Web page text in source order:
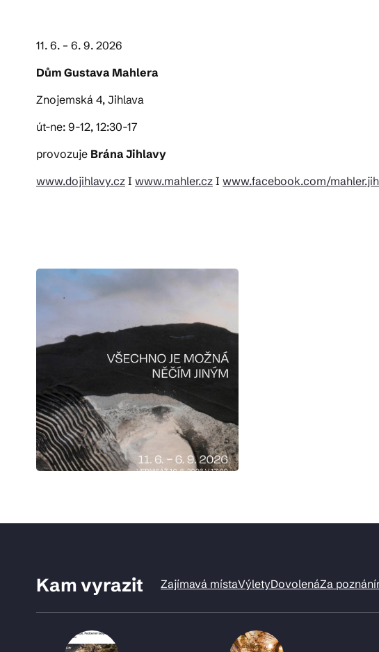
11. 6. – 6. 9. 2026
Dům Gustava Mahlera
Znojemská 4, Jihlava
út-ne: 9-12, 12:30-17
provozuje Brána Jihlavy
www.dojihlavy.cz I www.mahler.cz I www.facebook.com/
Kam vyrazit Zajímavá místaVýletyDovolenáZa